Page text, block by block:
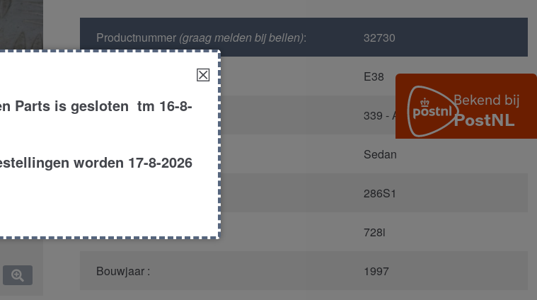
Productnummer (graag melden bij bellen): 32730
E38
Kleur : 339 - Aspensilber Metallic
Carroserie : Sedan
286S1
728i
Bouwjaar : 1997
☒
Parts is gesloten tm 16-8-
worden 17-8-2026